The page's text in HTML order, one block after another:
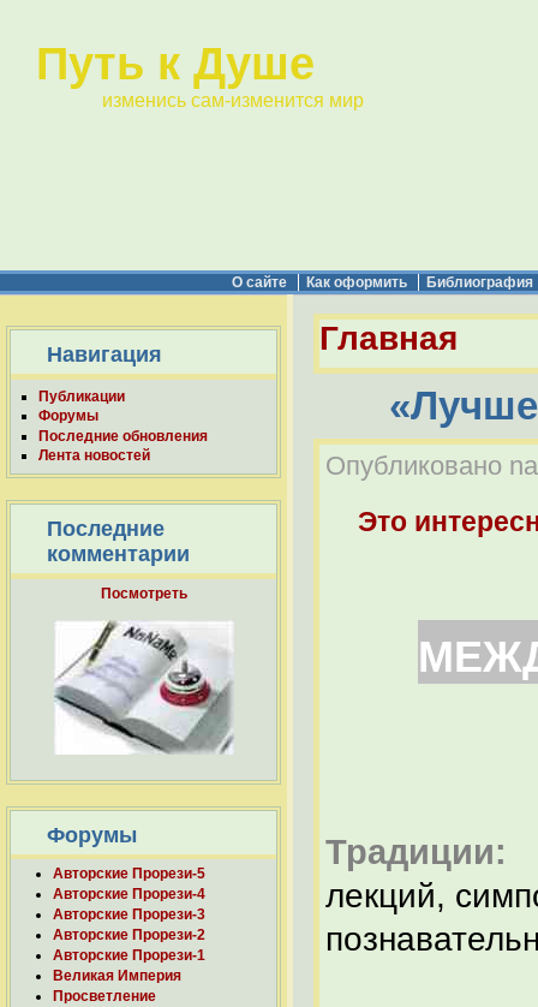
Путь к Душе
изменись сам-изменится мир
О сайте Как оформить Библиография
Навигация
Публикации
Форумы
Последние обновления
Лента новостей
Последние
комментарии
Посмотреть
Форумы
Авторские Прорези-5
Авторские Прорези-4
Авторские Прорези-3
Авторские Прорези-2
Авторские Прорези-1
Великая Империя
Просветление
Главная
Опубликовано
Это
Традиции:
лекций,